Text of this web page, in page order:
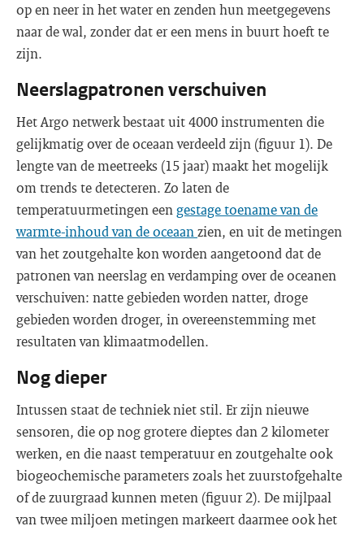
op en neer in het water en zenden hun meetgegevens
naar de wal, zonder dat er een mens in buurt hoeft te
zijn.
Neerslagpatronen verschuiven
Het Argo netwerk bestaat uit 4000 instrumenten die
gelijkmatig over de oceaan verdeeld zijn (figuur 1). De
lengte van de meetreeks (15 jaar) maakt het mogelijk
om trends te detecteren. Zo laten de
temperatuurmetingen een gestage toename van de
warmte-inhoud van de oceaan zien, en uit de metingen
van het zoutgehalte kon worden aangetoond dat de
patronen van neerslag en verdamping over de oceanen
verschuiven: natte gebieden worden natter, droge
gebieden worden droger, in overeenstemming met
resultaten van klimaatmodellen.
Nog dieper
Intussen staat de techniek niet stil. Er zijn nieuwe
sensoren, die op nog grotere dieptes dan 2 kilometer
werken, en die naast temperatuur en zoutgehalte ook
biogeochemische parameters zoals het zuurstofgehalte
of de zuurgraad kunnen meten (figuur 2). De mijlpaal
van twee miljoen metingen markeert daarmee ook het